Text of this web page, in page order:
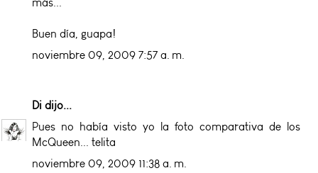
Buen día, guapa!
noviembre 09, 2009 7:57 a. m.
Di dijo...
Pues no había visto yo la foto comparativa de los
McQueen... telita
noviembre 09, 2009 11:38 a. m.